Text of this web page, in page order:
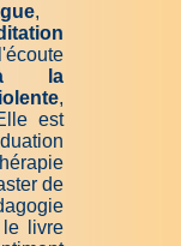
,
la
,
est
de
le livre